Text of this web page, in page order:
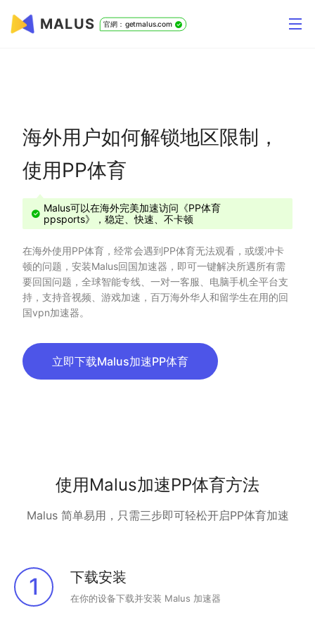
MALUS 官網：getmalus.com
海外用户如何解锁地区限制，
使用PP体育
Malus可以在海外完美加速访问《PP体育
ppsports》，稳定、快速、不卡顿
在海外使用PP体育，经常会遇到PP体育无法观看，或缓冲卡
顿的问题，安装Malus回国加速器，即可一键解决所遇所有需
要回国问题，全球智能专线、一对一客服、电脑手机全平台支
持，支持音视频、游戏加速，百万海外华人和留学生在用的回
国vpn加速器。
立即下载Malus加速PP体育
使用Malus加速PP体育方法
Malus 简单易用，只需三步即可轻松开启PP体育加速
1 下载安装
在你的设备下载并安装 Malus 加速器